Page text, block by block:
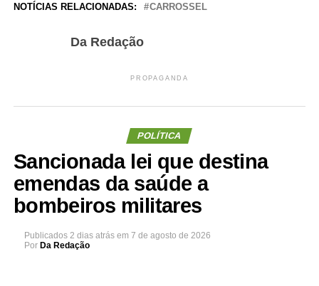
NOTÍCIAS RELACIONADAS: CARROSSEL
Da Redação
PROPAGANDA
POLÍTICA
Sancionada lei que destina
emendas da saúde a
bombeiros militares
Publicados 2 dias atrás em 7 de agosto de 2026
Por Da Redação